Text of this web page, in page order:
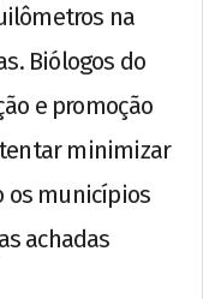
na
Biólogos do
e promoção
minimizar
os municípios
achadas